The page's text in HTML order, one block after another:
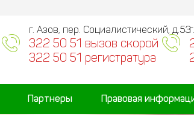
г. Азов, пер. Социалистический, д.53
322 50 51 вызов скорой
322 50 51 регистратура
Партнеры Правовая